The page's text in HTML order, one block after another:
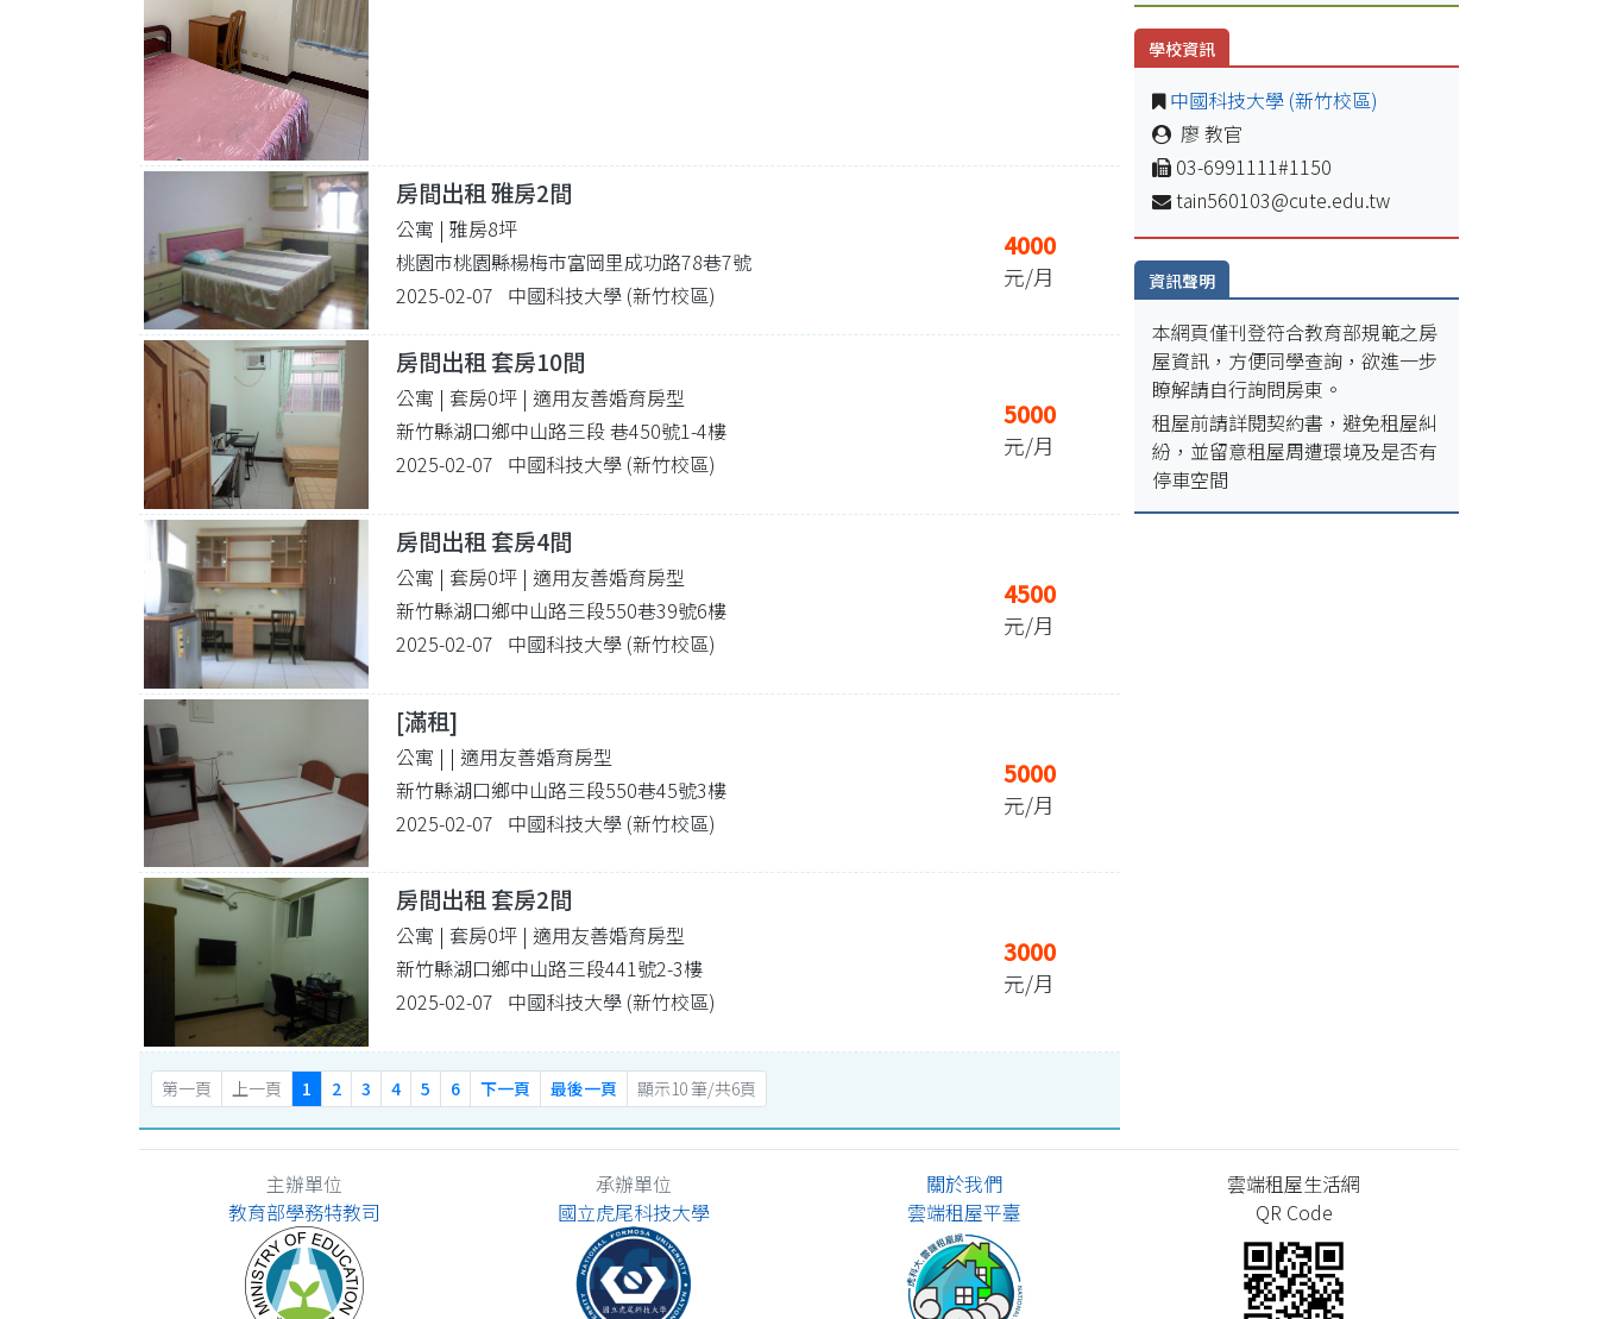
房間出租 雅房2間
公寓 | 雅房8坪
桃園市桃園縣楊梅市富岡里成功路78巷7號
2025-02-07 中國科技大學 (新竹校區)
4000
元/月
房間出租 套房10間
公寓 | 套房0坪 | 適用友善婚育房型
新竹縣湖口鄉中山路三段 巷450號1-4樓
2025-02-07 中國科技大學 (新竹校區)
5000
元/月
房間出租 套房4間
公寓 | 套房0坪 | 適用友善婚育房型
新竹縣湖口鄉中山路三段550巷39號6樓
2025-02-07 中國科技大學 (新竹校區)
4500
元/月
[滿租]
公寓 | | 適用友善婚育房型
新竹縣湖口鄉中山路三段550巷45號3樓
2025-02-07 中國科技大學 (新竹校區)
5000
元/月
房間出租 套房2間
公寓 | 套房0坪 | 適用友善婚育房型
新竹縣湖口鄉中山路三段441號2-3樓
2025-02-07 中國科技大學 (新竹校區)
3000
元/月
第一頁 上一頁 1 2 3 4 5 6 下一頁 最後一頁 顯示10 筆/共6頁
學校資訊
中國科技大學 (新竹校區)
廖 教官
03-6991111#1150
tain560103@cute.edu.tw
資訊聲明
本網頁僅刊登符合教育部規範之房
屋資訊，方便同學查詢，欲進一步
瞭解請自行詢問房東。
租屋前請詳閱契約書，避免租屋糾
紛，並留意租屋周遭環境及是否有
停車空間
主辦單位
教育部學務特教司
承辦單位
國立虎尾科技大學
關於我們
雲端租屋平臺
雲端租屋生活網
QR Code